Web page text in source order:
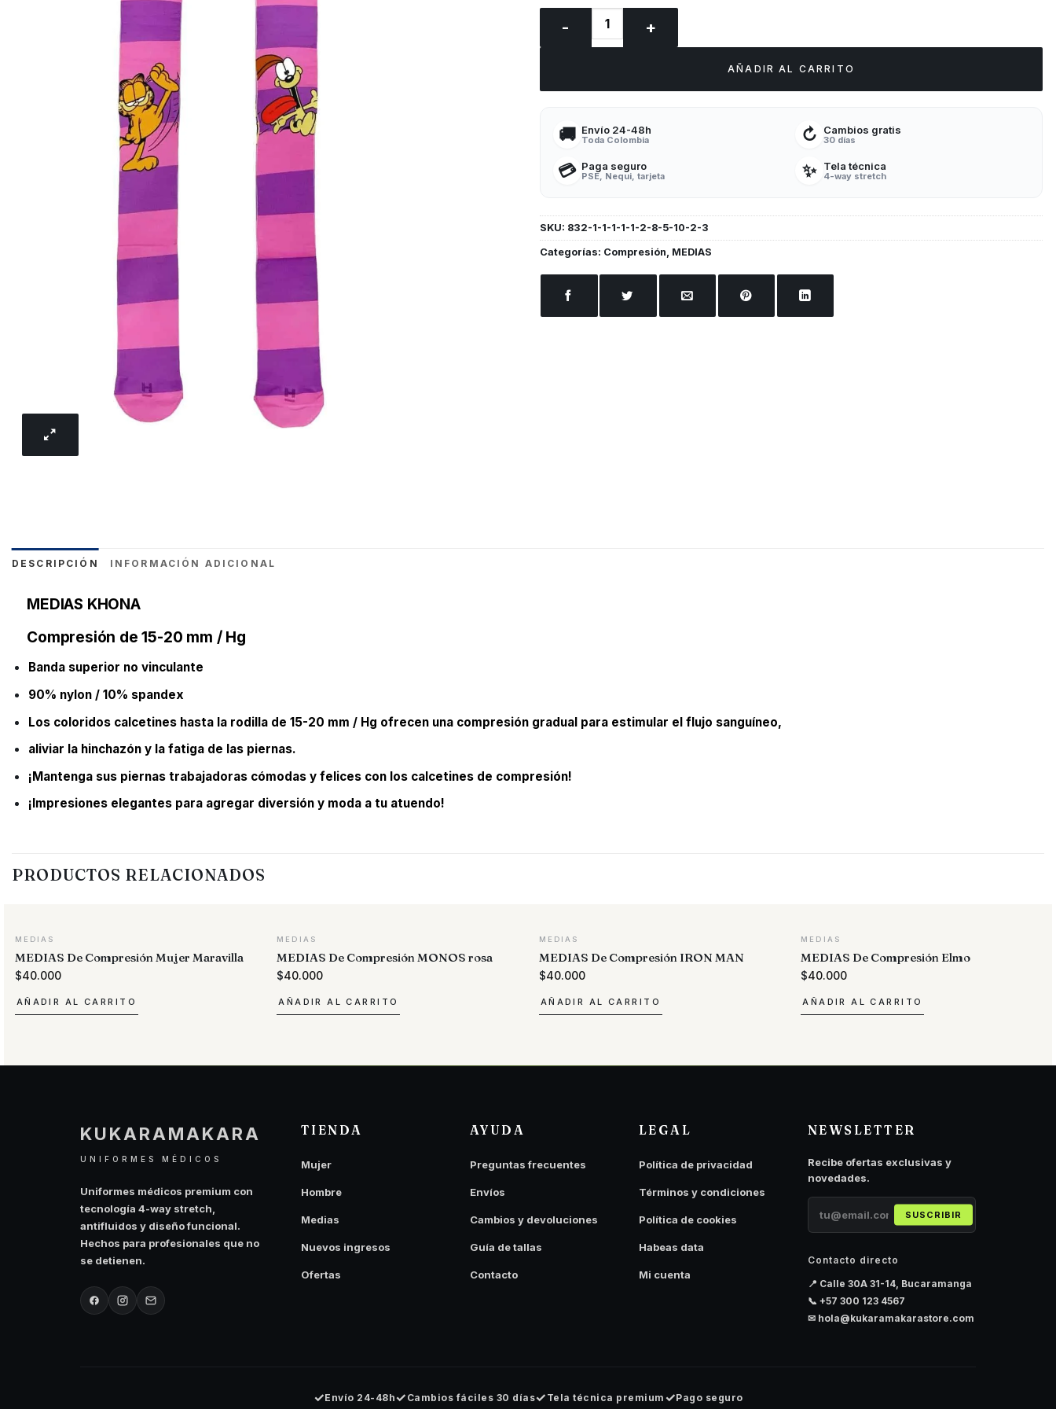
MEDIAS De Compresión GARFIEL Y ODIE cantidad
AÑADIR AL CARRITO
🚚 Envío 24-48h
Toda Colombia ↻ Cambios gratis
30 días
💳 Paga seguro
PSE, Nequi, tarjeta ✨ Tela técnica
4-way stretch
SKU: 832-1-1-1-1-1-2-8-5-10-2-3
Categorías: Compresión, MEDIAS
DESCRIPCIÓN INFORMACIÓN ADICIONAL
MEDIAS KHONA
Compresión de 15-20 mm / Hg
Banda superior no vinculante
90% nylon / 10% spandex
Los coloridos calcetines hasta la rodilla de 15-20 mm / Hg ofrecen una compresión gradual para estimular el flujo sanguíneo,
aliviar la hinchazón y la fatiga de las piernas.
¡Mantenga sus piernas trabajadoras cómodas y felices con los calcetines de compresión!
¡Impresiones elegantes para agregar diversión y moda a tu atuendo!
PRODUCTOS RELACIONADOS
MEDIAS
MEDIAS De Compresión Mujer Maravilla
$40.000
AÑADIR AL CARRITO
MEDIAS
MEDIAS De Compresión MONOS rosa
$40.000
AÑADIR AL CARRITO
MEDIAS
MEDIAS De Compresión IRON MAN
$40.000
AÑADIR AL CARRITO
MEDIAS
MEDIAS De Compresión Elmo
$40.000
AÑADIR AL CARRITO
KUKARAMAKARA
UNIFORMES MÉDICOS
Uniformes médicos premium con
tecnología 4-way stretch,
antifluidos y diseño funcional.
Hechos para profesionales que no
se detienen.
TIENDA
Mujer
Hombre
Medias
Nuevos ingresos
Ofertas
AYUDA
Preguntas frecuentes
Envíos
Cambios y devoluciones
Guía de tallas
Contacto
LEGAL
Política de privacidad
Términos y condiciones
Política de cookies
Habeas data
Mi cuenta
NEWSLETTER
Recibe ofertas exclusivas y
novedades.
SUSCRIBIR
Contacto directo
📍 Calle 30A 31-14, Bucaramanga
📞 +57 300 123 4567
✉ hola@kukaramakarastore.com
✓Envío 24-48h✓ Cambios fáciles 30 días✓ Tela técnica premium ✓Pago seguro